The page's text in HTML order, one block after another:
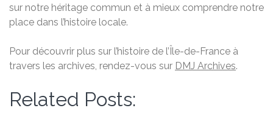
sur notre héritage commun et à mieux comprendre notre
place dans l’histoire locale.
Pour découvrir plus sur l’histoire de l’Île-de-France à
travers les archives, rendez-vous sur DMJ Archives.
Related Posts: